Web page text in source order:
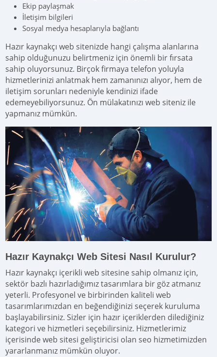
Ekip paylaşmak
İletişim bilgileri
Sosyal medya hesaplarıyla bağlantı
Hazır kaynakçı web sitenizde hangi çalışma alanlarına
sahip olduğunuzu belirtmeniz için önemli bir fırsata
sahip oluyorsunuz. Birçok firmaya telefon yoluyla
hizmetlerinizi anlatmak hem zamanınızı alıyor, hem de
iletişim sorunları nedeniyle kendinizi ifade
edemeyebiliyorsunuz. Ön mülakatınızı web siteniz ile
yapmanız mümkün.
Hazır Kaynakçı Web Sitesi Nasıl Kurulur?
Hazır kaynakçı içerikli web sitesine sahip olmanız için,
sektör bazlı hazırladığımız tasarımlara bir göz atmanız
yeterli. Profesyonel ve birbirinden kaliteli web
tasarımlarımızdan en beğendiğinizi seçerek kuruluma
başlayabilirsiniz. Sizler için hazır içeriklerden dilediğiniz
kategori ve hizmetleri seçebilirsiniz. Hizmetlerimiz
içerisinde web sitesi geliştiricisi olan seo hizmetimizden
yararlanmanız mümkün oluyor.